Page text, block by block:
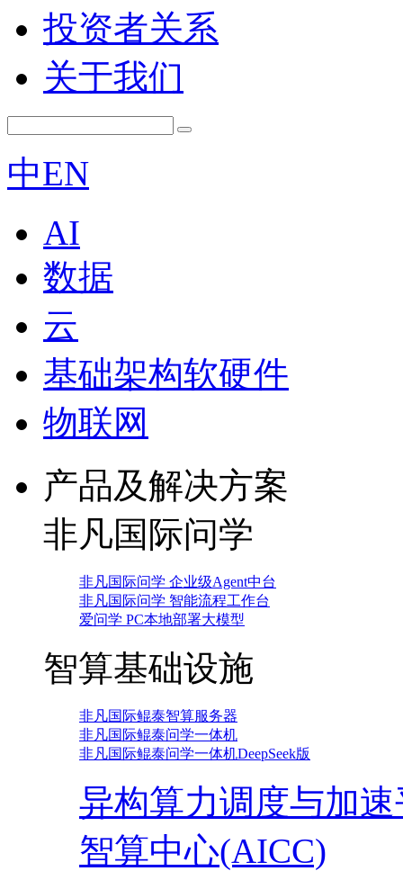
投资者关系
关于我们
中EN
AI
数据
云
基础架构软硬件
物联网
产品及解决方案
非凡国际问学
非凡国际问学 企业级Agent中台
非凡国际问学 智能流程工作台
爱问学 PC本地部署大模型
智算基础设施
非凡国际鲲泰智算服务器
非凡国际鲲泰问学一体机
非凡国际鲲泰问学一体机DeepSeek版
异构算力调度与加
智算中心(AICC)